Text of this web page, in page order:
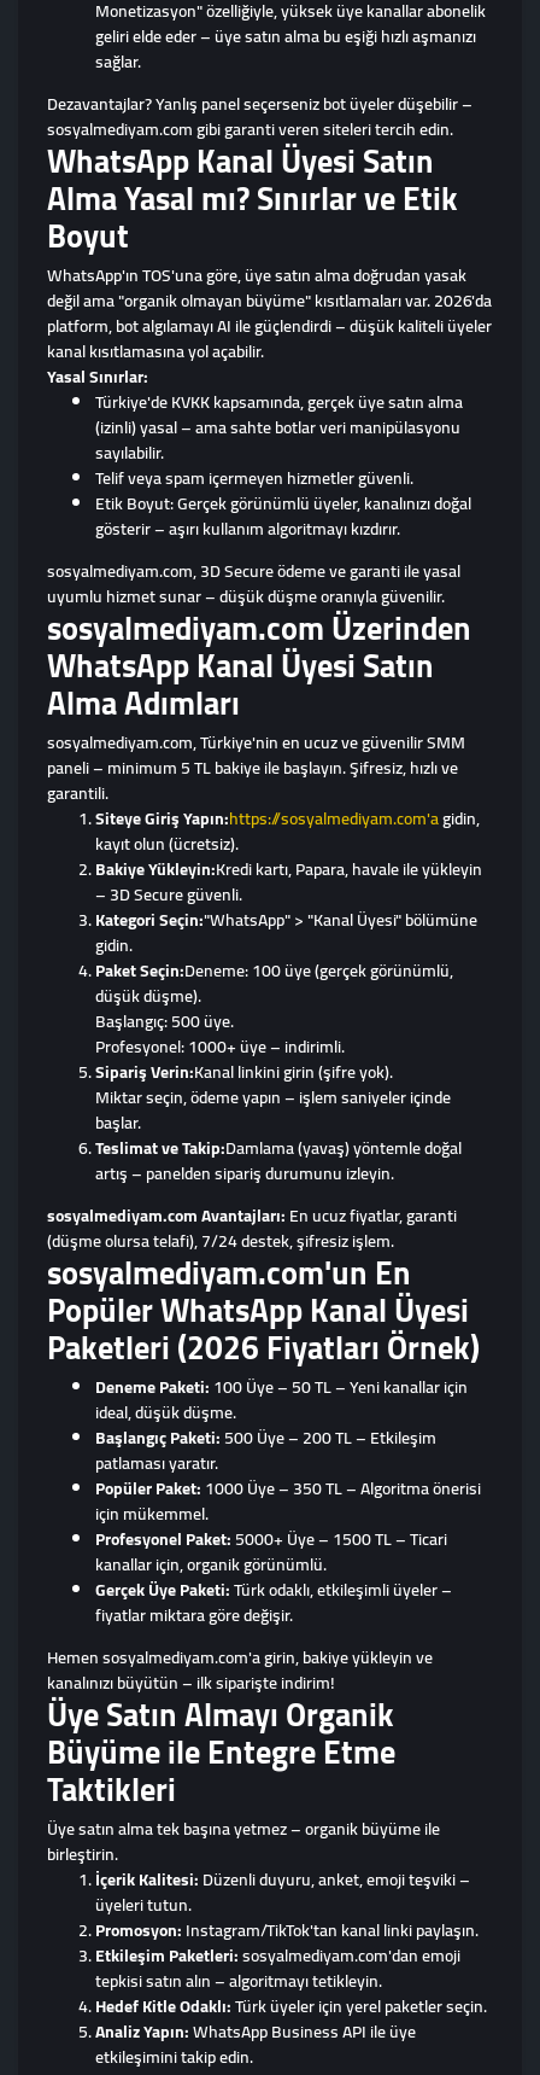
Monetizasyon" özelliğiyle, yüksek üye kanallar abonelik
geliri elde eder – üye satın alma bu eşiği hızlı aşmanızı
sağlar.
Dezavantajlar? Yanlış panel seçerseniz bot üyeler düşebilir –
sosyalmediyam.com gibi garanti veren siteleri tercih edin.
WhatsApp Kanal Üyesi Satın
Alma Yasal mı? Sınırlar ve Etik
Boyut
WhatsApp'ın TOS'una göre, üye satın alma doğrudan yasak
değil ama "organik olmayan büyüme" kısıtlamaları var. 2026'da
platform, bot algılamayı AI ile güçlendirdi – düşük kaliteli üyeler
kanal kısıtlamasına yol açabilir.
Yasal Sınırlar:
Türkiye'de KVKK kapsamında, gerçek üye satın alma
(izinli) yasal – ama sahte botlar veri manipülasyonu
sayılabilir.
Telif veya spam içermeyen hizmetler güvenli.
Etik Boyut: Gerçek görünümlü üyeler, kanalınızı doğal
gösterir – aşırı kullanım algoritmayı kızdırır.
sosyalmediyam.com, 3D Secure ödeme ve garanti ile yasal
uyumlu hizmet sunar – düşük düşme oranıyla güvenilir.
sosyalmediyam.com Üzerinden
WhatsApp Kanal Üyesi Satın
Alma Adımları
sosyalmediyam.com, Türkiye'nin en ucuz ve güvenilir SMM
paneli – minimum 5 TL bakiye ile başlayın. Şifresiz, hızlı ve
garantili.
Siteye Giriş Yapın:https://sosyalmediyam.com'agidin,
kayıt olun (ücretsiz).
Bakiye Yükleyin:Kredi kartı, Papara, havale ile yükleyin
– 3D Secure güvenli.
Kategori Seçin:"WhatsApp" > "Kanal Üyesi" bölümüne
gidin.
Paket Seçin:Deneme: 100 üye (gerçek görünümlü,
düşük düşme).
Başlangıç: 500 üye.
Profesyonel: 1000+ üye – indirimli.
Sipariş Verin:Kanal linkini girin (şifre yok).
Miktar seçin, ödeme yapın – işlem saniyeler içinde
başlar.
Teslimat ve Takip:Damlama (yavaş) yöntemle doğal
artış – panelden sipariş durumunu izleyin.
sosyalmediyam.com Avantajları:En ucuz fiyatlar, garanti
(düşme olursa telafi), 7/24 destek, şifresiz işlem.
sosyalmediyam.com'un En
Popüler WhatsApp Kanal Üyesi
Paketleri (2026 Fiyatları Örnek)
Deneme Paketi:100 Üye – 50 TL – Yeni kanallar için
ideal, düşük düşme.
Başlangıç Paketi:500 Üye – 200 TL – Etkileşim
patlaması yaratır.
Popüler Paket:1000 Üye – 350 TL – Algoritma önerisi
için mükemmel.
Profesyonel Paket:5000+ Üye – 1500 TL – Ticari
kanallar için, organik görünümlü.
Gerçek Üye Paketi:Türk odaklı, etkileşimli üyeler –
fiyatlar miktara göre değişir.
Hemen sosyalmediyam.com'a girin, bakiye yükleyin ve
kanalınızı büyütün – ilk siparişte indirim!
Üye Satın Almayı Organik
Büyüme ile Entegre Etme
Taktikleri
Üye satın alma tek başına yetmez – organik büyüme ile
birleştirin.
İçerik Kalitesi:Düzenli duyuru, anket, emoji teşviki –
üyeleri tutun.
Promosyon:Instagram/TikTok'tan kanal linki paylaşın.
Etkileşim Paketleri:sosyalmediyam.com'dan emoji
tepkisi satın alın – algoritmayı tetikleyin.
Hedef Kitle Odaklı:Türk üyeler için yerel paketler seçin.
Analiz Yapın:WhatsApp Business API ile üye
etkileşimini takip edin.